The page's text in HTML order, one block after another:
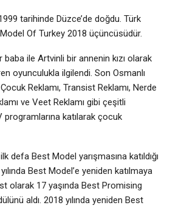
tarihinde Düzce’de doğdu. Türk
Of Turkey 2018 üçüncüsüdür.
ile Artvinli bir annenin kızı olarak
oyunculukla ilgilendi. Son Osmanlı
Reklamı, Transist Reklamı, Nerde
ve Veet Reklamı gibi çeşitli
programlarına katılarak çocuk
defa Best Model yarışmasına katıldığı
Best Model’e yeniden katılmaya
olarak 17 yaşında Best Promising
aldı. 2018 yılında yeniden Best